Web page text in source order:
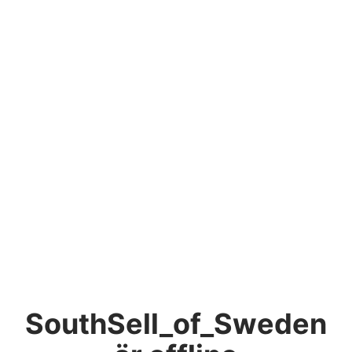
SouthSell_of_Sweden